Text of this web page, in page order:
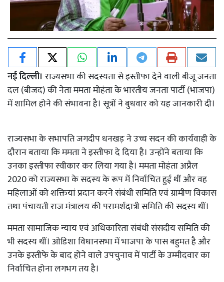
नई दिल्ली। राज्यसभा की सदस्यता से इस्तीफा देने वाली बीजू जनता
दल (बीजद) की नेता ममता मोहंता के भारतीय जनता पार्टी (भाजपा)
में शामिल होने की संभावना है। सूत्रों ने बुधवार को यह जानकारी दी।
राज्यसभा के सभापति जगदीप धनखड़ ने उच्च सदन की कार्यवाही के
दौरान बताया कि ममता ने इस्तीफा दे दिया है। उन्होंने बताया कि
उनका इस्तीफा स्वीकार कर लिया गया है। ममता मोहंता अप्रैल
2020 को राज्यसभा के सदस्य के रूप में निर्वाचित हुई थीं और वह
महिलाओं को शक्तियां प्रदान करने संबंधी समिति एवं ग्रामीण विकास
तथा पंचायती राज मंत्रालय की परामर्शदात्री समिति की सदस्य थीं।
ममता सामाजिक न्याय एवं अधिकारिता संबंधी संसदीय समिति की
भी सदस्य थीं। ओडिशा विधानसभा में भाजपा के पास बहुमत है और
उनके इस्तीफे के बाद होने वाले उपचुनाव में पार्टी के उम्मीदवार का
निर्वाचित होना लगभग तय है।